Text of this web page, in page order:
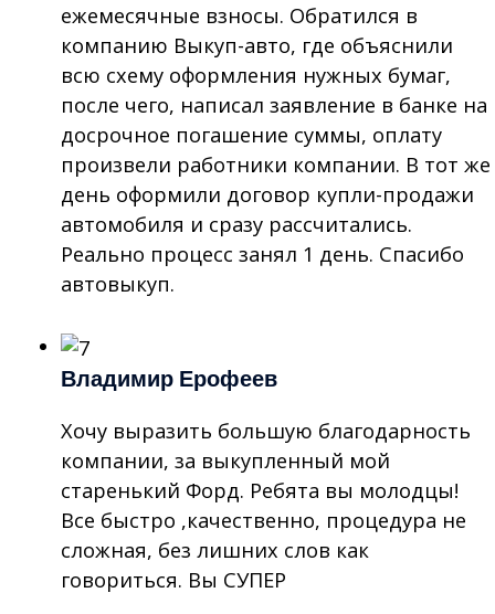
ежемесячные взносы. Обратился в
компанию Выкуп-авто, где объяснили
всю схему оформления нужных бумаг,
после чего, написал заявление в банке на
досрочное погашение суммы, оплату
произвели работники компании. В тот же
день оформили договор купли-продажи
автомобиля и сразу рассчитались.
Реально процесс занял 1 день. Спасибо
автовыкуп.
Владимир Ерофеев
Хочу выразить большую благодарность
компании, за выкупленный мой
старенький Форд. Ребята вы молодцы!
Все быстро ,качественно, процедура не
сложная, без лишних слов как
говориться. Вы СУПЕР